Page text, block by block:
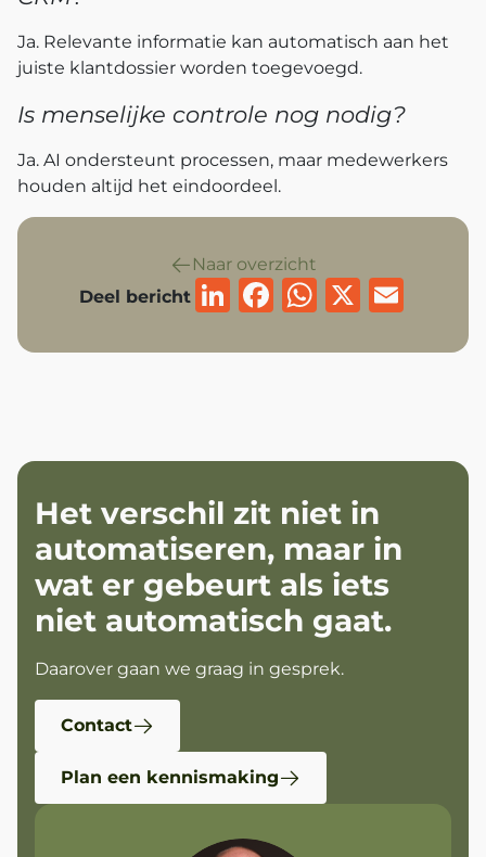
Ja. Relevante informatie kan automatisch aan het
juiste klantdossier worden toegevoegd.
Is menselijke controle nog nodig?
Ja. AI ondersteunt processen, maar medewerkers
houden altijd het eindoordeel.
Naar overzicht
Deel bericht
LinkedIn
Facebook
X
Het verschil zit niet in
automatiseren, maar in
wat er gebeurt als iets
niet automatisch gaat.
Daarover gaan we graag in gesprek.
Contact
Plan een kennismaking